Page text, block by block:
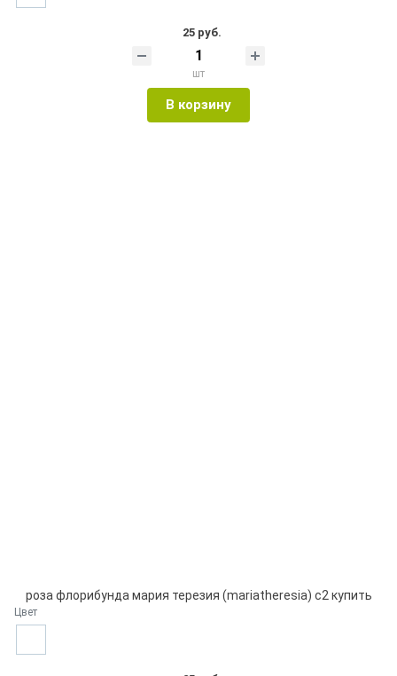
25 руб.
шт
В корзину
роза флорибунда мария терезия (mariatheresia) с2 купить
Цвет